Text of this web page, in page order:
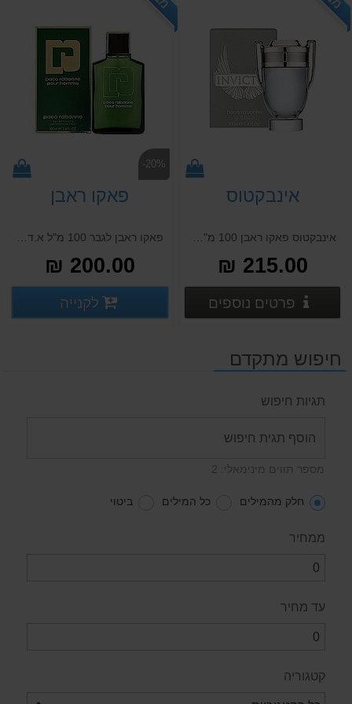
אינבקטוס
215.00 ₪
פרטים נוספים פרטים נוספים
-20%
פאקו ראבן
200.00 ₪
פרטים נוספים
לקנייה
חיפוש מתקדם
תגיות חיפוש
מספר תווים מינימאלי: 2
חלק מהמילים כל המילים ביטוי
ממחיר
עד מחיר
קטגוריה